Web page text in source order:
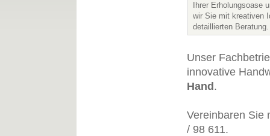
Ihrer Erholungsoase
wir Sie mit kreativen
detaillierten Beratung.
Unser
innovative
Hand .
Vereinbaren Sie
/ 98 611.